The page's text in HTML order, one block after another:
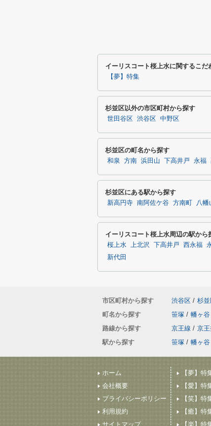
イーリスコート桜上水に関するこだ
【夢】特集
杉並区以外の市区町村から探す
世田谷区 渋谷区 中野区
杉並区の町名から探す
和泉 方南 浜田山 下高井戸 永福
杉並区にある駅から探す
新高円寺 南阿佐ケ谷 方南町 八幡
イーリスコート桜上水周辺の駅から
桜上水 上北沢 下高井戸 西永福
新代田
市区町村から探す 渋谷区 / 杉
町名から探す
笹塚 / 幡ヶ谷
路線から探す
京王線 / 京
駅から探す
笹塚 / 幡ヶ谷
ホーム
会社概要
プライバシーポリシー
利用規約
サイトマップ
【夢】特
【愛】特
【笑】特
【癒】特
【楽】特